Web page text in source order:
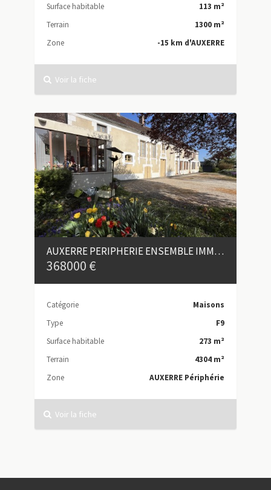
Surface habitable
113 m²
Terrain
1300 m²
Zone
-15 km d'AUXERRE
Voir la fiche
AUXERRE PERIPHERIE ENSEMBLE IMMOBILIER
368000 €
Catégorie
Maisons
Type
F9
Surface habitable
273 m²
Terrain
4304 m²
Zone
AUXERRE Périphérie
Voir la fiche